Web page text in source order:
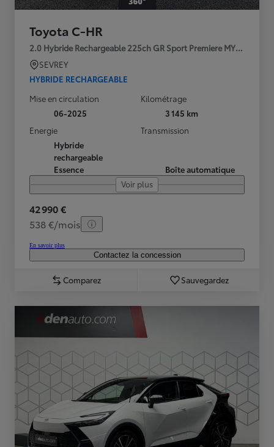
Toyota C-HR
2.0 Hybride Rechargeable 225ch GR Sport Premiere MY25
SEVREY
HYBRIDE RECHARGEABLE
Mise en circulation
06-2025
Kilométrage
3 145 km
Energie
Hybride
rechargeable
Essence
Transmission
Boîte automatique
Voir plus
42 990 €
538 €/mois
En savoir plus
Contactez la concession
Comparez Sauvegardez